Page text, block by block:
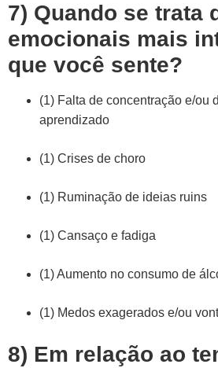
7) Quando se trata
emocionais mais
que você sente?
(1) Falta de concentração e/ou
aprendizado
(1) Crises de choro
(1) Ruminação de ideias ruins
(1) Cansaço e fadiga
(1) Aumento no consumo de
(1) Medos exagerados e/ou
8) Em relação ao